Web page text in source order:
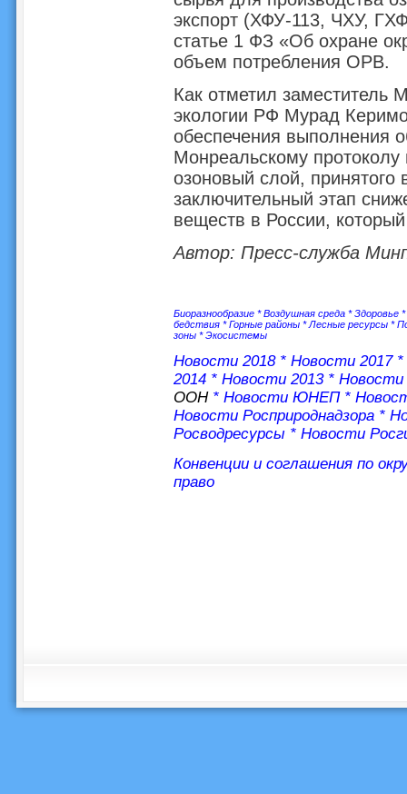
экспорт (ХФУ-113, ЧХУ,
статье 1 ФЗ «Об охране
объем потребления ОРВ.
Как отметил заместитель
экологии РФ Мурад
обеспечения выполнения
Монреальскому
озоновый слой, принятого
заключительный этап
веществ в России,
Автор: Пресс-служба
Биоразнообразие *Воздушная среда *Здоровье *
бедствия *Горные районы *Лесные ресурсы *
зоны *Экосистемы
Новости 2018* Новости 2017*
2014* Новости 2013 * Новости
ООН * Новости ЮНЕП*
Новости Росприроднадзора*
Росводресурсы * Новости
Конвенции и соглашения по
право